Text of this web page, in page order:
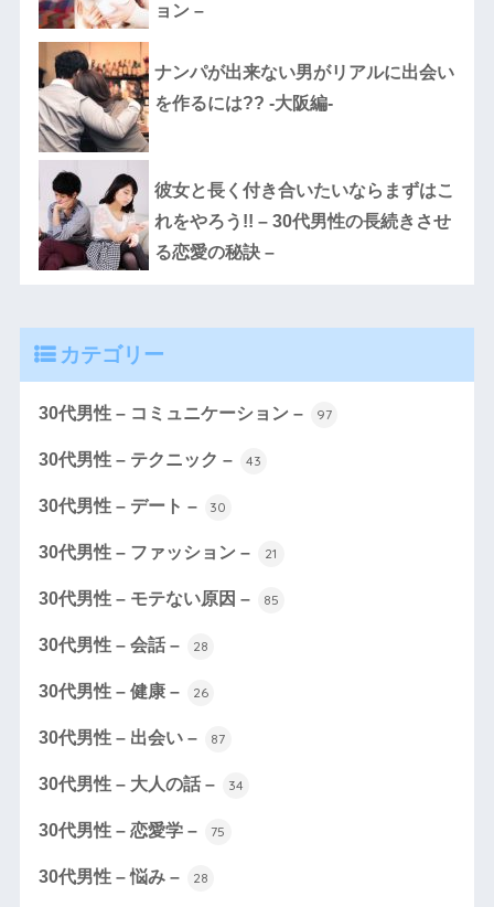
ョン –
ナンパが出来ない男がリアルに出会い
を作るには?? -大阪編-
彼女と長く付き合いたいならまずはこ
れをやろう!! – 30代男性の長続きさせ
る恋愛の秘訣 –
カテゴリー
30代男性 – コミュニケーション – 97
30代男性 – テクニック – 43
30代男性 – デート – 30
30代男性 – ファッション – 21
30代男性 – モテない原因 – 85
30代男性 – 会話 – 28
30代男性 – 健康 – 26
30代男性 – 出会い – 87
30代男性 – 大人の話 – 34
30代男性 – 恋愛学 – 75
30代男性 – 悩み – 28